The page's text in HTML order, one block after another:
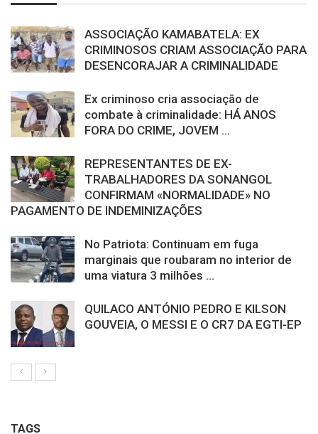
ASSOCIAÇÃO KAMABATELA: EX
CRIMINOSOS CRIAM ASSOCIAÇÃO PARA
DESENCORAJAR A CRIMINALIDADE
Ex criminoso cria associação de
combate à criminalidade: HÁ ANOS
FORA DO CRIME, JOVEM ...
REPRESENTANTES DE EX-
TRABALHADORES DA SONANGOL
CONFIRMAM «NORMALIDADE» NO
PAGAMENTO DE INDEMINIZAÇÕES
No Patriota: Continuam em fuga
marginais que roubaram no interior de
uma viatura 3 milhões ...
QUILACO ANTÓNIO PEDRO E KILSON
GOUVEIA, O MESSI E O CR7 DA EGTI-EP
TAGS